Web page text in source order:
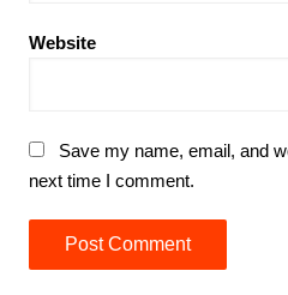
Website
Save my name, email, and
next time I comment.